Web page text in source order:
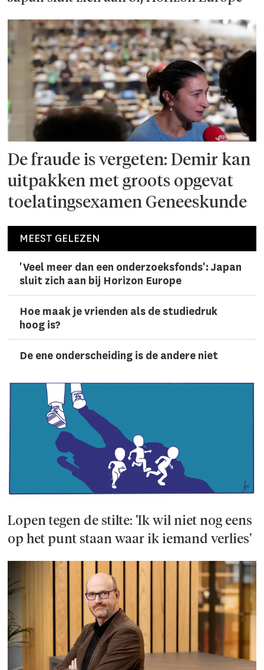
De fraude is vergeten: Demir kan
uitpakken met groots opgevat
toelatingsexamen Geneeskunde
MEEST GELEZEN
'Veel meer dan een onderzoeks­fonds': Japan
sluit zich aan bij Horizon Europe
Hoe maak je vrienden als de studiedruk
hoog is?
De ene onderscheiding is de andere niet
Lopen tegen de stilte: 'Ik wil niet nog eens
op het punt staan waar ik iemand verlies'